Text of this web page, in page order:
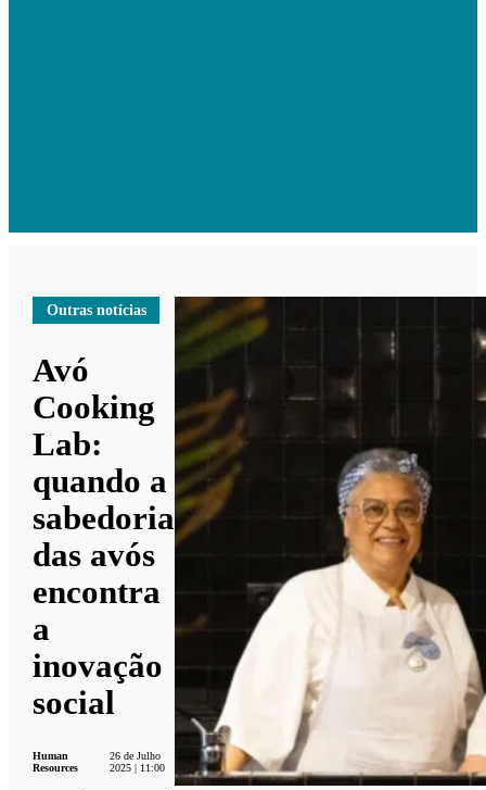
Outras notícias
Avó
Cooking
Lab:
quando a
sabedoria
das avós
encontra
a
inovação
social
Human
Resources
26 de Julho
2025 | 11:00